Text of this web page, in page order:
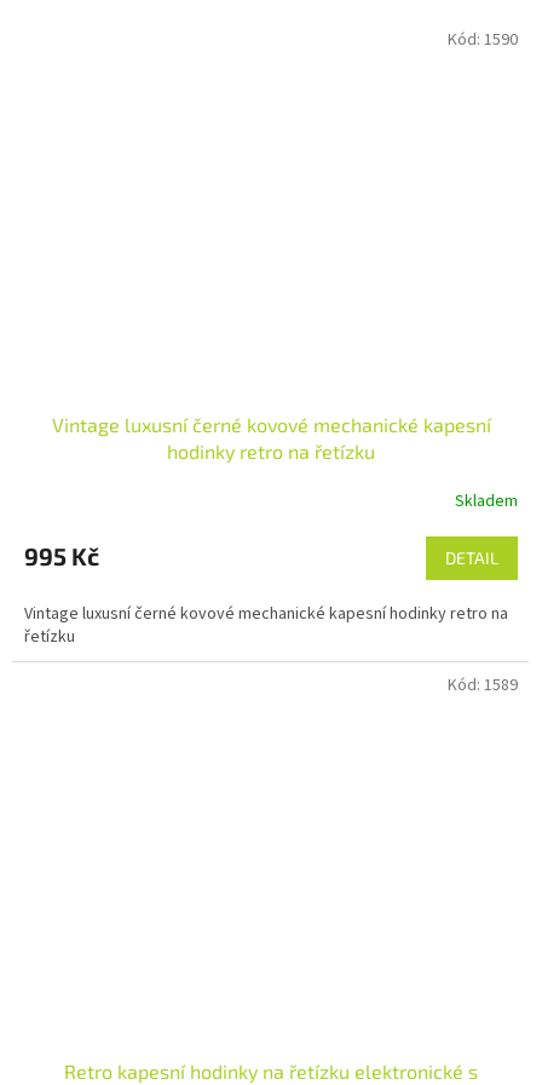
Vintage luxusní černé kovové mechanické kapesní
hodinky retro na řetízku
Skladem
995 Kč DETAIL
Vintage luxusní černé kovové mechanické kapesní hodinky retro na
řetízku
Kód: 1590
Retro kapesní hodinky na řetízku elektronické s
Kód: 1589